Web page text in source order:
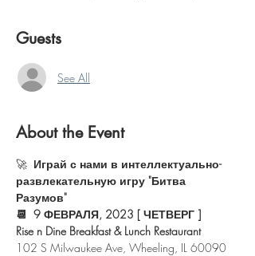
Guests
See All
About the Event
🚀 Играй с нами в интеллектуально-
развлекательную игру "Битва
Разумов"
📆  9 ФЕВРАЛЯ, 2023 [ ЧЕТВЕРГ ]
Rise n Dine Breakfast & Lunch Restaurant
102 S Milwaukee Ave, Wheeling, IL 60090